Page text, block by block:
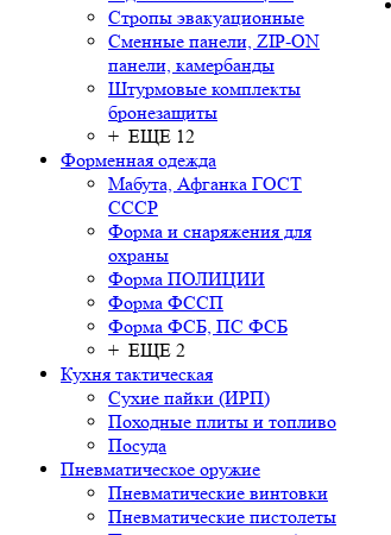
Стропы эвакуационные
Сменные панели, ZIP-ON
панели, камербанды
Штурмовые комплекты
бронезащиты
+ ЕЩЕ 12
Форменная одежда
Мабута, Афганка ГОСТ
СССР
Форма и снаряжения для
охраны
Форма ПОЛИЦИИ
Форма ФССП
Форма ФСБ, ПС ФСБ
+ ЕЩЕ 2
Кухня тактическая
Сухие пайки (ИРП)
Походные плиты и топливо
Посуда
Пневматическое оружие
Пневматические винтовки
Пневматические пистолеты